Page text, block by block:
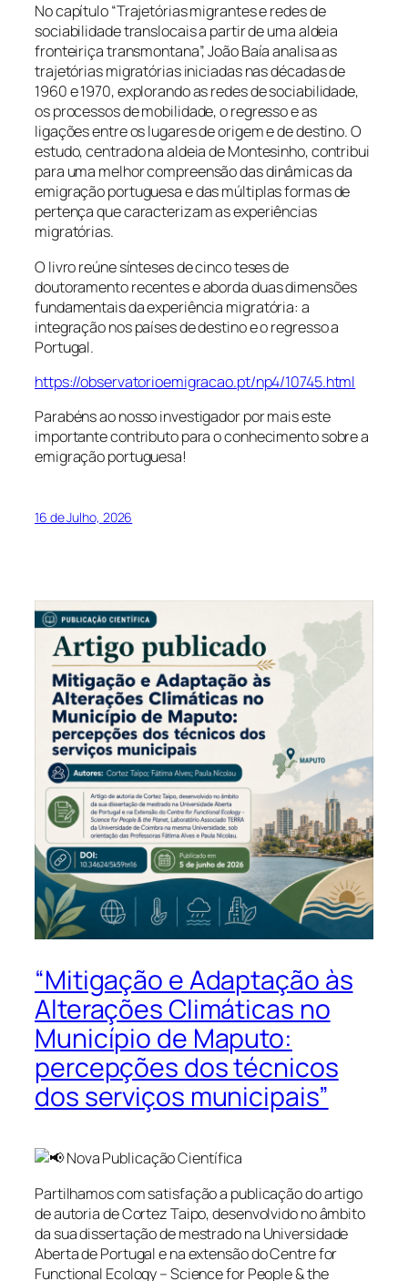
No capítulo “Trajetórias migrantes e redes de
sociabilidade translocais a partir de uma aldeia
fronteiriça transmontana”, João Baía analisa as
trajetórias migratórias iniciadas nas décadas de
1960 e 1970, explorando as redes de sociabilidade,
os processos de mobilidade, o regresso e as
ligações entre os lugares de origem e de destino. O
estudo, centrado na aldeia de Montesinho, contribui
para uma melhor compreensão das dinâmicas da
emigração portuguesa e das múltiplas formas de
pertença que caracterizam as experiências
migratórias.
O livro reúne sínteses de cinco teses de
doutoramento recentes e aborda duas dimensões
fundamentais da experiência migratória: a
integração nos países de destino e o regresso a
Portugal.
https://observatorioemigracao.pt/np4/10745.html
Parabéns ao nosso investigador por mais este
importante contributo para o conhecimento sobre a
emigração portuguesa!
16 de Julho, 2026
“Mitigação e Adaptação às
Alterações Climáticas no
Município de Maputo:
percepções dos técnicos
dos serviços municipais”
Nova Publicação Científica
Partilhamos com satisfação a publicação do artigo
de autoria de Cortez Taipo, desenvolvido no âmbito
da sua dissertação de mestrado na Universidade
Aberta de Portugal e na extensão do Centre for
Functional Ecology – Science for People & the